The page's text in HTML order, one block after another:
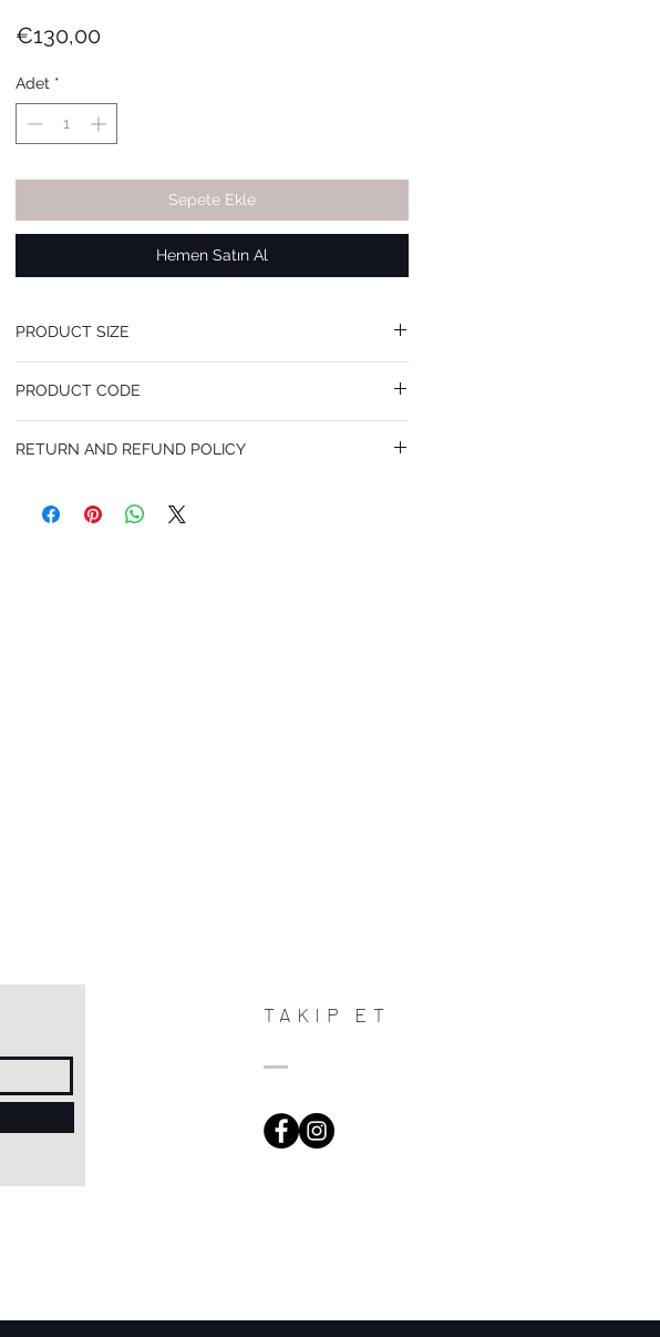
€130,00Fiyat
Adet *
Sepete Ekle
Hemen Satın Al
PRODUCT SIZE
Pattern Repeat 53 cm
PRODUCT CODE
RETURN AND REFUND POLICY
customers know what to do in case they are dissatisfied with
TAKIP ET